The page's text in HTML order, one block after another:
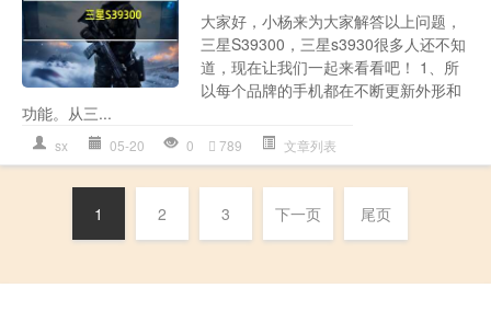
大家好，小杨来为大家解答以上问题，
三星S39300，三星s3930很多人还不知
道，现在让我们一起来看看吧！ 1、所
以每个品牌的手机都在不断更新外形和
功能。从三...
sx 05-20 0 789 文章列表
1 2 3 下一页 尾页